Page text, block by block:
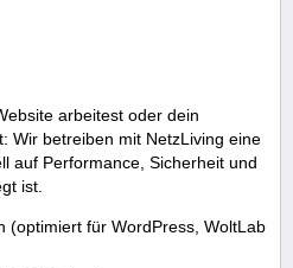
arbeitest oder dein
Wir betreiben mit NetzLiving eine
auf Performance, Sicherheit und
ist.
(optimiert für WordPress, WoltLab